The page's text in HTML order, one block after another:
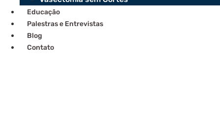
Educação
Palestras e Entrevistas
Blog
Contato